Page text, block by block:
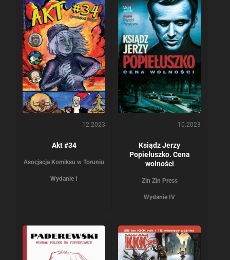
12.2023
Akt #34
Asocjacja Komiksu w Toruniu
Wydanie I
10.2023
Ksiądz Jerzy
Popiełuszko. Cena
wolności
Zin Zin Press
Wydanie IV